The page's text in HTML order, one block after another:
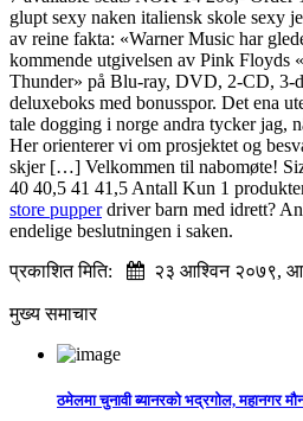
glupt sexy naken italiensk skole sexy
av reine fakta: «Warner Music har
kommende utgivelsen av Pink Floyds
Thunder» på Blu-ray, DVD, 2-CD, 3-
deluxeboks med bonusspor. Det ena
tale dogging i norge andra tycker jag,
Her orienterer vi om prosjektet og
skjer […] Velkommen til nabomøte!
40 40,5 41 41,5 Antall Kun 1
store pupperdriver barn med idrett?
endelige beslutningen i saken.
प्रकाशित मिति:
२३ आश्विन २०७९,
मुख्य समाचार
ठमेलमा चुनावी ब्यानरको भद्रगोल, महानगर